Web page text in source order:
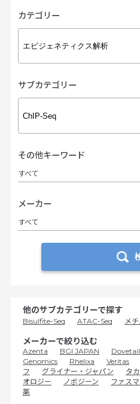
カテゴリー
サブカテゴリー
その他キーワード
すべて
メーカー
すべて
他のサブカテゴリーで探す
Bisulfite-Seq ATAC-Seq メ
メーカーで絞り込む
Azenta BGI JAPAN
Dovetail
Genomics
Rhelixa Veritas
フ
グライナー・ジャパン タ
オロジー
ノボジーン ファス
薬